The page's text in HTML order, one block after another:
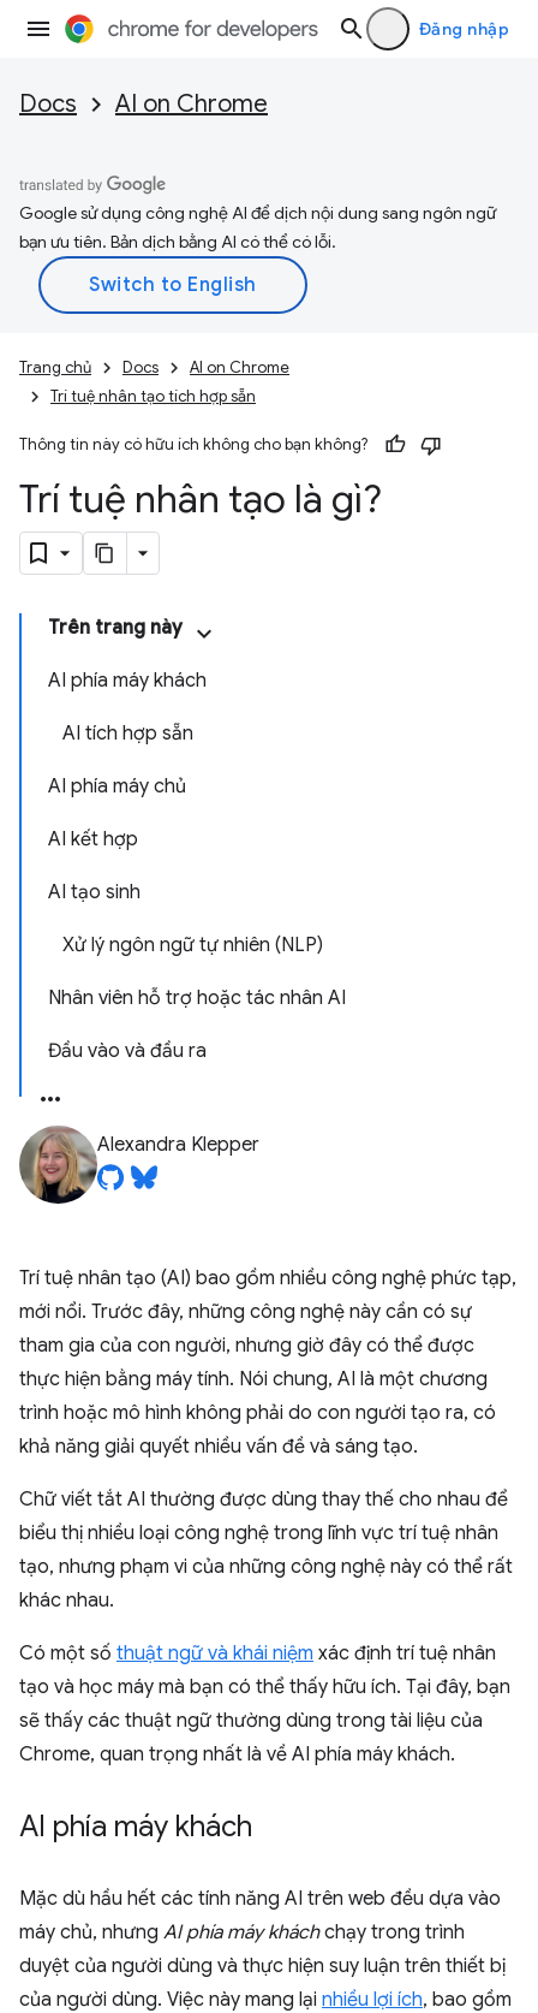
Đăng nhập
Docs AI on Chrome
Google sử dụng công nghệ AI để dịch nội dung sang ngôn ngữ
bạn ưu tiên. Bản dịch bằng AI có thể có lỗi.
Trang chủ Docs
AI on Chrome
Trí tuệ nhân tạo tích hợp sẵn
Thông tin này có hữu ích không cho bạn không?
Trí tuệ nhân tạo là gì?
Trên trang này
AI phía máy khách
AI tích hợp sẵn
AI phía máy chủ
AI kết hợp
AI tạo sinh
Xử lý ngôn ngữ tự nhiên (NLP)
Nhân viên hỗ trợ hoặc tác nhân AI
Đầu vào và đầu ra
Alexandra Klepper
Trí tuệ nhân tạo (AI) bao gồm nhiều công nghệ phức tạp,
mới nổi. Trước đây, những công nghệ này cần có sự
tham gia của con người, nhưng giờ đây có thể được
thực hiện bằng máy tính. Nói chung, AI là một chương
trình hoặc mô hình không phải do con người tạo ra, có
khả năng giải quyết nhiều vấn đề và sáng tạo.
Chữ viết tắt AI thường được dùng thay thế cho nhau để
biểu thị nhiều loại công nghệ trong lĩnh vực trí tuệ nhân
tạo, nhưng phạm vi của những công nghệ này có thể rất
khác nhau.
Có một số thuật ngữ và khái niệm xác định trí tuệ nhân
tạo và học máy mà bạn có thể thấy hữu ích. Tại đây, bạn
sẽ thấy các thuật ngữ thường dùng trong tài liệu của
Chrome, quan trọng nhất là về AI phía máy khách.
AI phía máy khách
Mặc dù hầu hết các tính năng AI trên web đều dựa vào
máy chủ, nhưng AI phía máy kháchchạy trong trình
duyệt của người dùng và thực hiện suy luận trên thiết bị
của người dùng. Việc này mang lại nhiều lợi ích, bao gồm